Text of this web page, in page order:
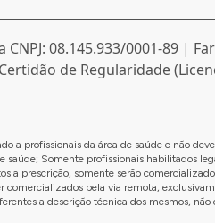
CNPJ: 08.145.933/0001-89 |
de Regularidade
a profissionais da área de saúde e não
saúde; Somente profissionais habilitados
a prescrição, somente serão
comercializados pela via remota,
a descrição técnica dos mesmos,